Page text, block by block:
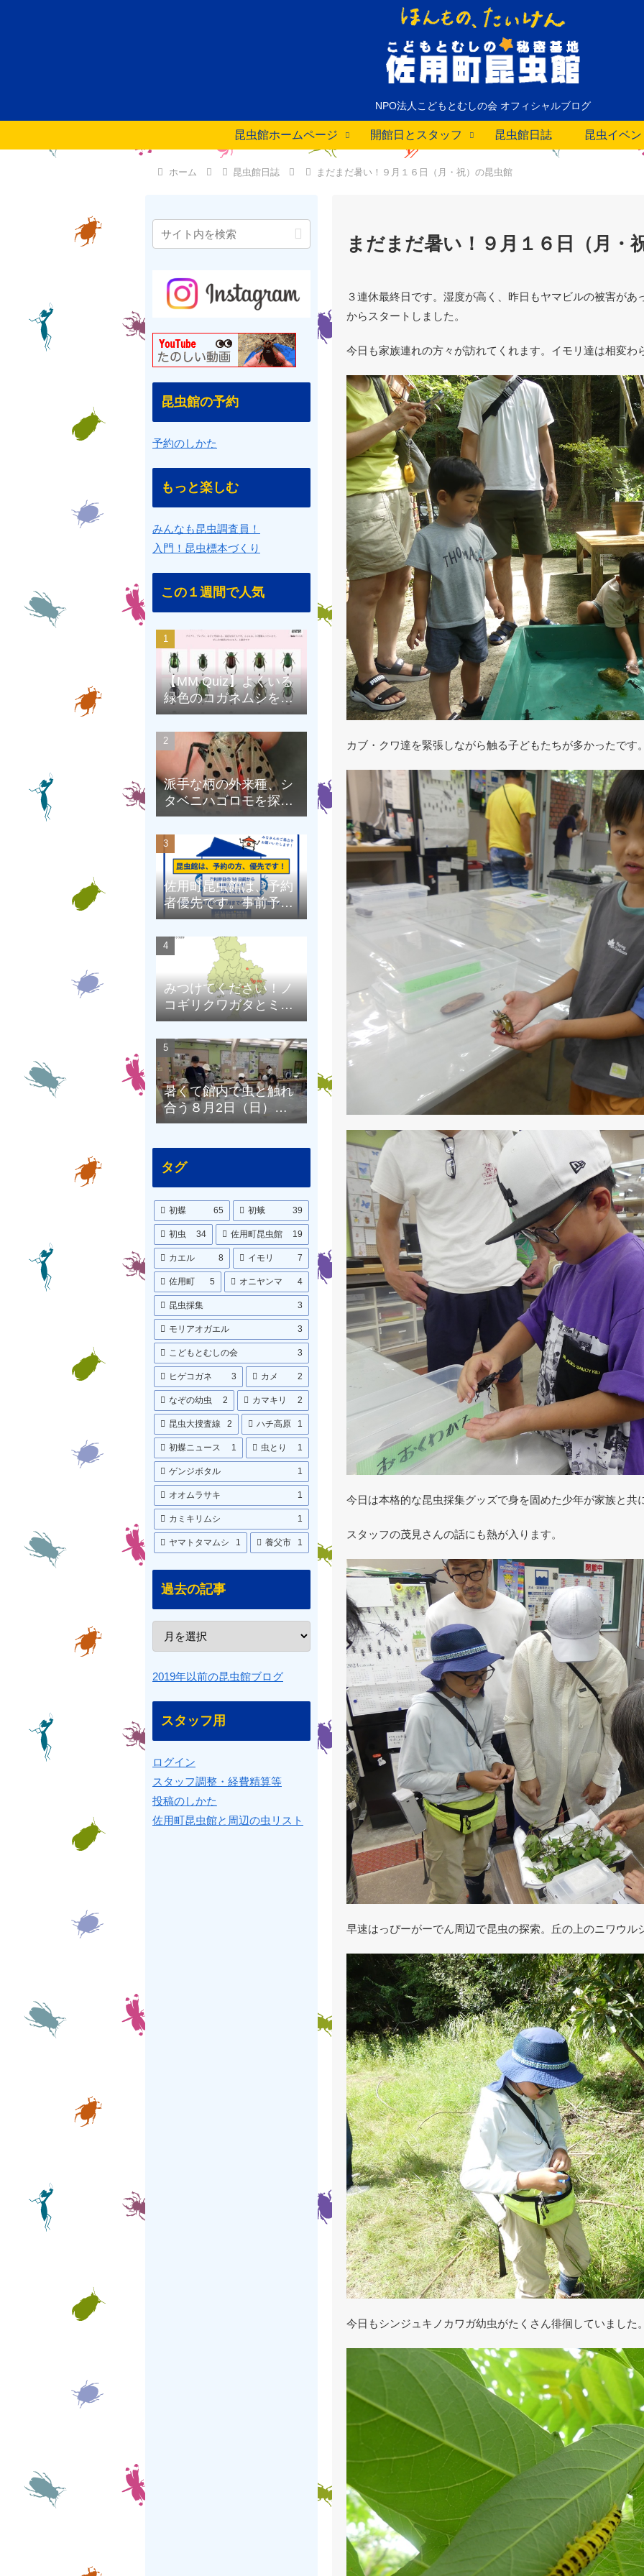
NPO法人こどもとむしの会 オフィシャルブログ
昆虫館ホームページ 開館日とスタッフ 昆虫館日誌 昆虫イベン
ホーム 昆虫館日誌 まだまだ暑い！９月１６日（月・祝）の昆虫館
まだまだ暑い！９月１６日（月・
３連休最終日です。湿度が高く、昨日もヤマビルの被害が
からスタートしました。
今日も家族連れの方々が訪れてくれます。イモリ達は相変わ
カブ・クワ達を緊張しながら触る子どもたちが多かったです
今日は本格的な昆虫採集グッズで身を固めた少年が家族と共
スタッフの茂見さんの話にも熱が入ります。
早速はっぴーがーでん周辺で昆虫の探索。丘の上のニワウル
今日もシンジュキノカワガ幼虫がたくさん徘徊していました
昆虫館の予約
予約のしかた
もっと楽しむ
みんなも昆虫調査員！
入門！昆虫標本づくり
この１週間で人気
【MM Quiz】よくいる
緑色のコガネムシを、
克服しよう！
派手な柄の外来種、シ
タベニハゴロモを探そ
う
佐用町昆虫館は、予約
者優先です。事前予約
にご協力をお願いしま
す。
みつけてください！ノ
コギリクワガタとミヤ
マクワガタ（兵庫県限
定）
暑くて館内で虫と触れ
合う８月2日（日）の
昆虫館
タグ
初蝶 65 初蛾 39
初虫 34 佐用町昆虫館 19
カエル 8 イモリ 7
佐用町 5 オニヤンマ 4
昆虫採集 3
モリアオガエル 3
こどもとむしの会 3
ヒゲコガネ 3 カメ 2
なぞの幼虫 2 カマキリ 2
昆虫大捜査線 2 ハチ高原 1
初蝶ニュース 1 虫とり 1
ゲンジボタル 1
オオムラサキ 1
カミキリムシ 1
ヤマトタマムシ 1 養父市 1
過去の記事
2019年以前の昆虫館ブログ
スタッフ用
ログイン
スタッフ調整・経費精算等
投稿のしかた
佐用町昆虫館と周辺の虫リスト